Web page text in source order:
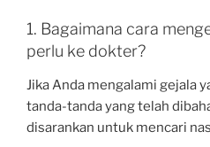
1. Bagaimana cara
perlu ke dokter?
Jika Anda mengalami gejala
tanda-tanda yang telah
disarankan untuk mencari